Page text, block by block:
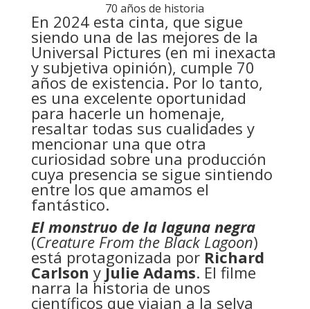
70 años de historia
En 2024 esta cinta, que sigue
siendo una de las mejores de la
Universal Pictures (en mi inexacta
y subjetiva opinión), cumple 70
años de existencia. Por lo tanto,
es una excelente oportunidad
para hacerle un homenaje,
resaltar todas sus cualidades y
mencionar una que otra
curiosidad sobre una producción
cuya presencia se sigue sintiendo
entre los que amamos el
fantástico.
El monstruo de la laguna negra
(Creature From the Black Lagoon)
está protagonizada por Richard
Carlson y Julie Adams. El filme
narra la historia de unos
científicos que viajan a la selva